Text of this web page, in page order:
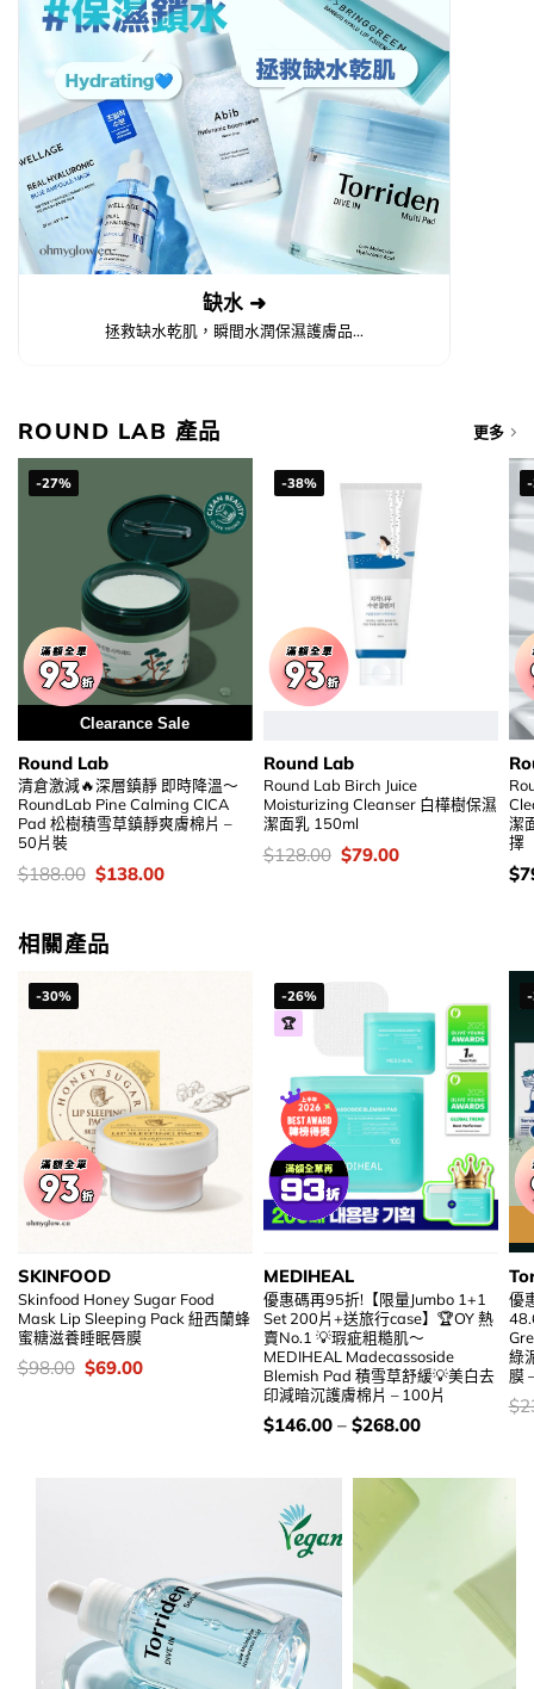
加入購物袋
缺水 ➜
拯救缺水乾肌，瞬間水潤保濕護膚品...
ROUND LAB 產品 更多
-27%
Clearance Sale
Round Lab
清倉激減🔥深層鎮靜 即時降溫～
RoundLab Pine Calming CICA
Pad 松樹積雪草鎮靜爽膚棉片 –
50片裝
價
錢：
$188.00 Original
price
$138.00Current
-38%
Round Lab
Round Lab Birch Juice
Moisturizing Cleanser 白樺樹保濕
潔面乳 150ml
價
錢：
$128.00 Original
price
$79.00Current
潔
擇
價
錢
$
相關產品
-30%
SKINFOOD
Skinfood Honey Sugar Food
Mask Lip Sleeping Pack 紐西蘭蜂
蜜糖滋養睡眠唇膜
價
錢：
$98.00 Original
price
$69.00Current
-26%
🏆
MEDIHEAL
優惠碼再95折!【限量Jumbo 1+1
Set 200片+送旅行case】🏆OY 熱
賣No.1 💡瑕疵粗糙肌～
MEDIHEAL Madecassoside
Blemish Pad 積雪草舒緩💡美白去
印減暗沉護膚棉片 – 100片
價
錢：
$146.00– $268.00
優
綠
膜
價
錢
$